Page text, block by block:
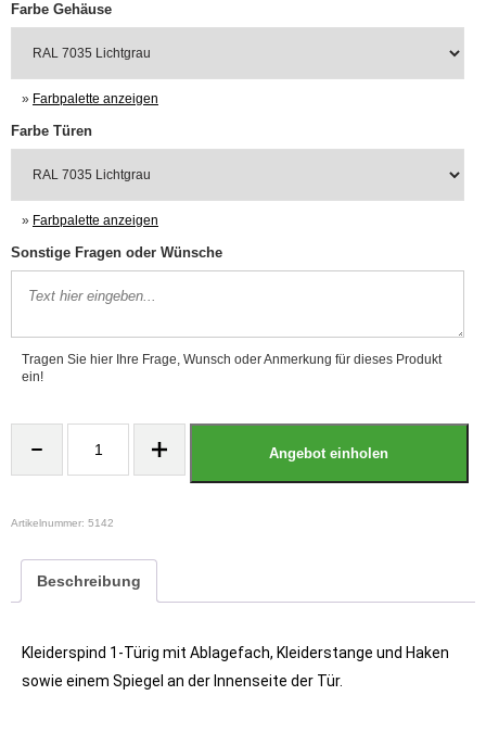
Farbe Gehäuse
» Farbpalette anzeigen
Farbe Türen
» Farbpalette anzeigen
Sonstige Fragen oder Wünsche
Tragen Sie hier Ihre Frage, Wunsch oder Anmerkung für dieses Produkt
ein!
Angebot einholen
Artikelnummer: 5142
Beschreibung
Kleiderspind 1-Türig mit Ablagefach, Kleiderstange und Haken
sowie einem Spiegel an der Innenseite der Tür.